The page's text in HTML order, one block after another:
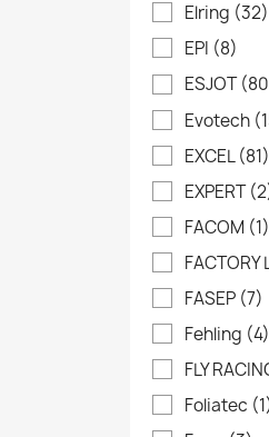
Elring (32)
EPI (8)
ESJOT
Evotech
EXCEL(81)
EXPERT
FACOM (1)
FACTORY
FASEP (7)
Fehling (4)
FLY
Foliatec